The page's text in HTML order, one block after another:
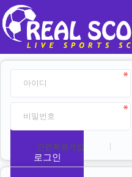
로그인
간편회원가입